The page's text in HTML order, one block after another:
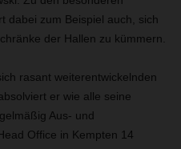
dabei zum Beispiel auch, sich
der Hallen zu kümmern.
rasant weiterentwickelnden
er wie alle seine
Aus- und
Office in Kempten 14